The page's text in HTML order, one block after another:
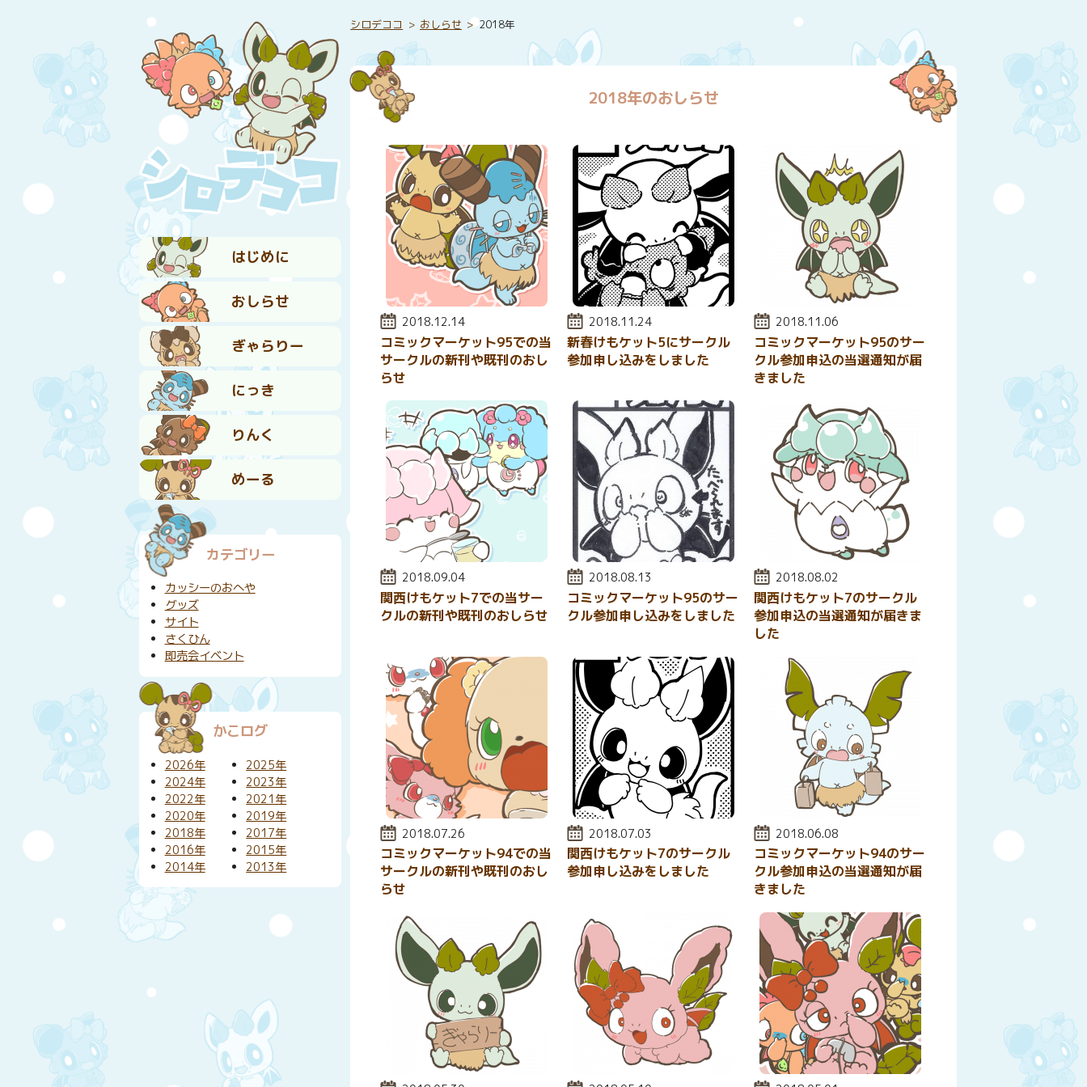
はじめに
おしらせ
ぎゃらりー
にっき
りんく
めーる
シロデココ おしらせ 2018年
2018年のおしらせ
投稿日:
2018.12.14
コミックマーケット95での当
サークルの新刊や既刊のおし
らせ
投稿日:
2018.11.24
新春けもケット5にサークル
参加申し込みをしました
投稿日:
2018.11.06
コミックマーケット95のサー
クル参加申込の当選通知が届
きました
投稿日:
2018.09.04
関西けもケット7での当サー
クルの新刊や既刊のおしらせ
投稿日:
2018.08.13
コミックマーケット95のサー
クル参加申し込みをしました
投稿日:
2018.08.02
関西けもケット7のサークル
参加申込の当選通知が届きま
した
投稿日:
2018.07.26
コミックマーケット94での当
サークルの新刊や既刊のおし
らせ
投稿日:
2018.07.03
関西けもケット7のサークル
参加申し込みをしました
投稿日:
2018.06.08
コミックマーケット94のサー
クル参加申込の当選通知が届
きました
カテゴリー
カッシーのおへや
グッズ
サイト
さくひん
即売会イベント
かこログ
2026年
2025年
2024年
2023年
2022年
2021年
2020年
2019年
2018年
2017年
2016年
2015年
2014年
2013年